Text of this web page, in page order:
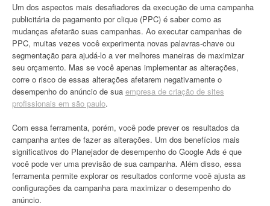
Um dos aspectos mais desafiadores da execução de uma campanha
publicitária de pagamento por clique (PPC) é saber como as
mudanças afetarão suas campanhas. Ao executar campanhas de
PPC, muitas vezes você experimenta novas palavras-chave ou
segmentação para ajudá-lo a ver melhores maneiras de maximizar
seu orçamento. Mas se você apenas implementar as alterações,
corre o risco de essas alterações afetarem negativamente o
desempenho do anúncio de sua empresa de criação de sites
profissionais em são paulo.
Com essa ferramenta, porém, você pode prever os resultados da
campanha antes de fazer as alterações. Um dos benefícios mais
significativos do Planejador de desempenho do Google Ads é que
você pode ver uma previsão de sua campanha. Além disso, essa
ferramenta permite explorar os resultados conforme você ajusta as
configurações da campanha para maximizar o desempenho do
anúncio.